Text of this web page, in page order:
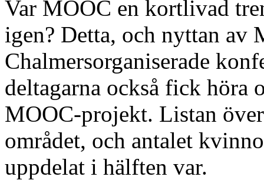
Var MOOC en kortlivad
igen? Detta, och nyttan av
Chalmersorganiserade
deltagarna också fick höra
MOOC-projekt. Listan
området, och antalet
uppdelat i hälften var.